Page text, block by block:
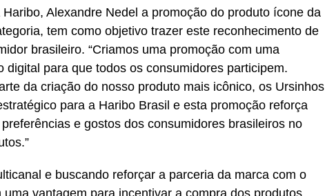
Alexandre Nedel a promoção do produto ícone da
tem como objetivo trazer este reconhecimento de
brasileiro. “Criamos uma promoção com uma
digital para que todos os consumidores participem.
da criação do nosso produto mais icônico, os Ursinhos
para a Haribo Brasil e esta promoção reforça
e gostos dos consumidores brasileiros no
e buscando reforçar a parceria da marca com o
vantagem para incentivar a compra dos produtos